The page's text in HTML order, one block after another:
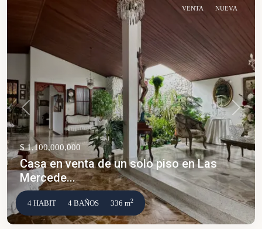
VENTA NUEVA
Anterior
$ 1,100,000,000
Casa en venta de un solo piso en Las
Mercede...
4 HABIT 4 BAÑOS 336 m2